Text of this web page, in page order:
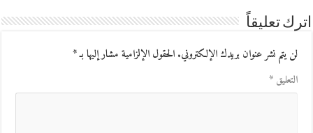
اترك تعليقاً
لن يتم نشر عنوان بريدك الإلكتروني.الحقول الإلزامية مشار إليها بـ*
التعليق*